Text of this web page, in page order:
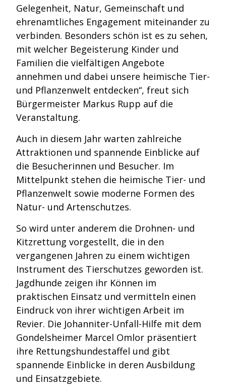
Gelegenheit, Natur, Gemeinschaft und
ehrenamtliches Engagement miteinander zu
verbinden. Besonders schön ist es zu sehen,
mit welcher Begeisterung Kinder und
Familien die vielfältigen Angebote
annehmen und dabei unsere heimische Tier-
und Pflanzenwelt entdecken“, freut sich
Bürgermeister Markus Rupp auf die
Veranstaltung.
Auch in diesem Jahr warten zahlreiche
Attraktionen und spannende Einblicke auf
die Besucherinnen und Besucher. Im
Mittelpunkt stehen die heimische Tier- und
Pflanzenwelt sowie moderne Formen des
Natur- und Artenschutzes.
So wird unter anderem die Drohnen- und
Kitzrettung vorgestellt, die in den
vergangenen Jahren zu einem wichtigen
Instrument des Tierschutzes geworden ist.
Jagdhunde zeigen ihr Können im
praktischen Einsatz und vermitteln einen
Eindruck von ihrer wichtigen Arbeit im
Revier. Die Johanniter-Unfall-Hilfe mit dem
Gondelsheimer Marcel Omlor präsentiert
ihre Rettungshundestaffel und gibt
spannende Einblicke in deren Ausbildung
und Einsatzgebiete.